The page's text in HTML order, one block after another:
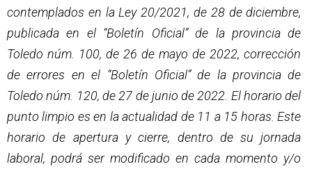
contemplados en la Ley 20/2021, de 28 de diciembre,
publicada en el “Boletín Oficial” de la provincia de
Toledo núm. 100, de 26 de mayo de 2022, corrección
de errores en el “Boletín Oficial” de la provincia de
Toledo núm. 120, de 27 de junio de 2022. El horario del
punto limpio es en la actualidad de 11 a 15 horas. Este
horario de apertura y cierre, dentro de su jornada
laboral, podrá ser modificado en cada momento y/o